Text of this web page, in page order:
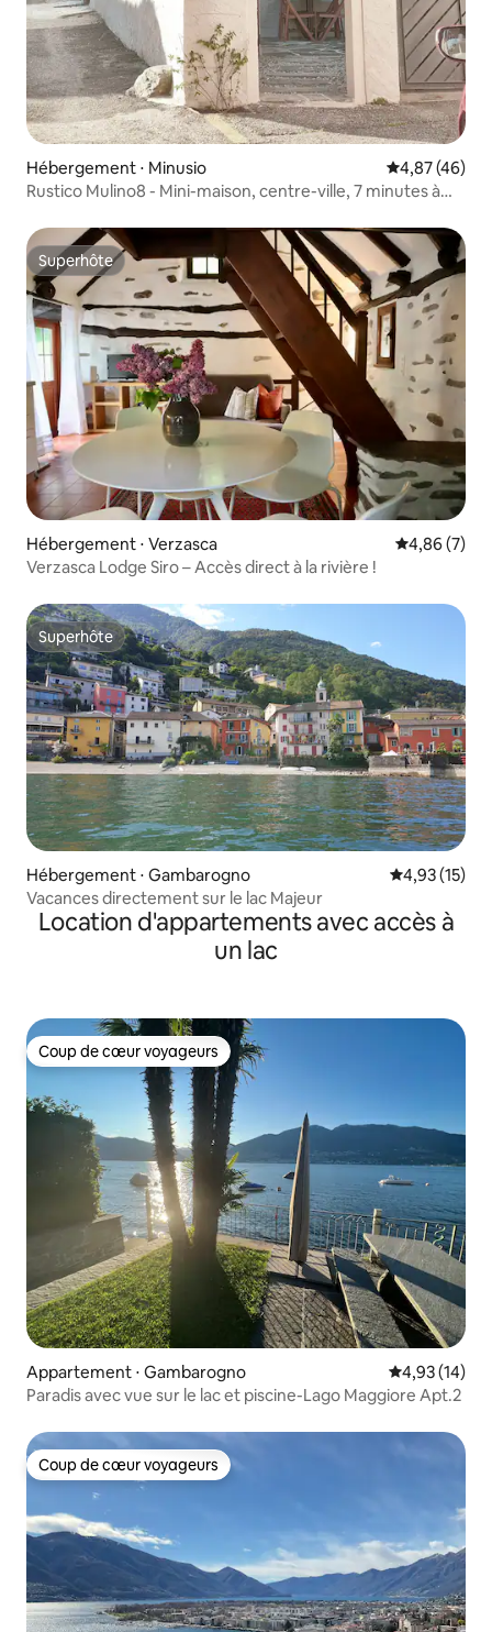
Hébergement ⋅ Minusio Évaluation
4,87 (46)
Rustico Mulino8 - Mini-maison, centre-ville, 7 minutes à
Superhôte
Superhôte
Hébergement ⋅ Verzasca Évaluation
4,86 (7)
Verzasca Lodge Siro – Accès direct à la rivière !
Superhôte
Superhôte
Hébergement ⋅ Gambarogno Évaluation
4,93 (15)
Vacances directement sur le lac Majeur
Location d'appartements avec accès à
un lac
Coup de cœur voyageurs
Coup de cœur voyageurs
Appartement ⋅ Gambarogno Évaluation
4,93 (14)
Paradis avec vue sur le lac et piscine-Lago Maggiore Apt.2
Coup de cœur voyageurs
Coup de cœur voyageurs